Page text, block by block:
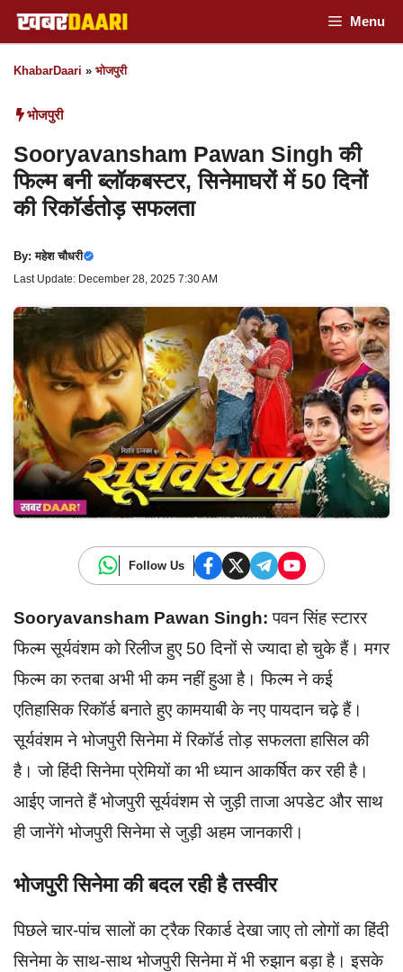
Skip
to
content
Menu
KhabarDaari » भोजपुरी
भोजपुरी
Sooryavansham Pawan Singh की
फिल्म बनी ब्लॉकबस्टर, सिनेमाघरों में 50 दिनों
की रिकॉर्डतोड़ सफलता
By:महेश चौधरी
Last Update: December 28, 2025 7:30 AM
Follow Us
Sooryavansham Pawan Singh: पवन सिंह स्टारर
फिल्म सूर्यवंशम को रिलीज हुए 50 दिनों से ज्यादा हो चुके हैं। मगर
फिल्म का रुतबा अभी भी कम नहीं हुआ है। फिल्म ने कई
एतिहासिक रिकॉर्ड बनाते हुए कामयाबी के नए पायदान चढ़े हैं।
सूर्यवंशम ने भोजपुरी सिनेमा में रिकॉर्ड तोड़ सफलता हासिल की
है। जो हिंदी सिनेमा प्रेमियों का भी ध्यान आकर्षित कर रही है।
आईए जानते हैं भोजपुरी सूर्यवंशम से जुड़ी ताजा अपडेट और साथ
ही जानेंगे भोजपुरी सिनेमा से जुड़ी अहम जानकारी।
भोजपुरी सिनेमा की बदल रही है तस्वीर
पिछले चार-पांच सालों का ट्रैक रिकार्ड देखा जाए तो लोगों का हिंदी
सिनेमा के साथ-साथ भोजपुरी सिनेमा में भी रुझान बड़ा है। इसके